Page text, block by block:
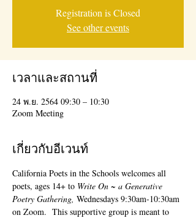
Registration is Closed
See other events
เวลาและสถานที่
24 พ.ย. 2564 09:30 – 10:30
Zoom Meeting
เกี่ยวกับอีเวนท์
California Poets in the Schools welcomes all
poets, ages 14+ to Write On ~ a Generative
Poetry Gathering, Wednesdays 9:30am-10:30am
on Zoom.  This supportive group is meant to